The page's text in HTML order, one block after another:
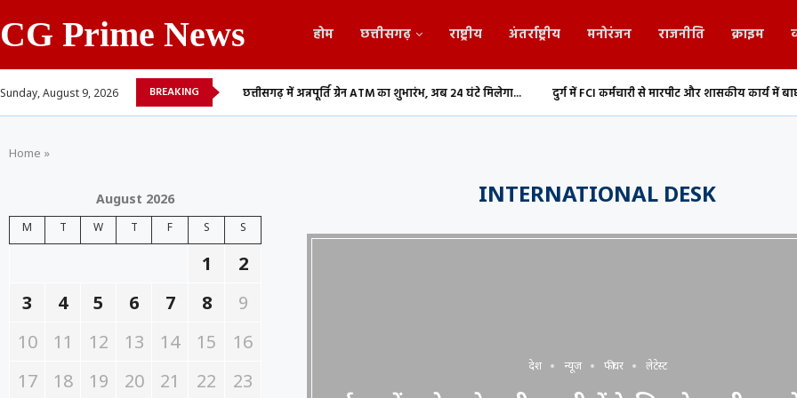
CG Prime News होम छत्तीसगढ़ राष्ट्रीय अंतर्राष्ट्रीय मनोरंजन राजनीति क्राइम
Sunday, August 9, 2026 BREAKING
तबादला सूची, 700 शिक्षकों... छत्तीसगढ़ में अन्नपूर्ति ग्रेन ATM का शुभारंभ, अब 24 घंटे मिलेगा... दुर्ग में FCI कर्मचारी से मारपीट और शासकीय कार्य में बाधा,...
Home »
INTERNATIONAL DESK
देश न्यूज फीचर लेटेस्ट
August 2026
M T W T F S S
1
2
3
4 5 6 7 8
9
10
11 12 13 14 15
16
17
18 19 20 21 22 23